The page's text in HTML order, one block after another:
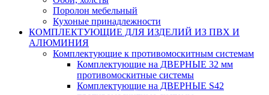
Поролон мебельный
Кухоные принадлежности
КОМПЛЕКТУЮЩИЕ ДЛЯ ИЗДЕЛИЙ ИЗ ПВХ И
АЛЮМИНИЯ
Комплектующие к противомоскитным системам
Комплектующие на ДВЕРНЫЕ 32 мм
противомоскитные системы
Комплектующие на ДВЕРНЫЕ S42